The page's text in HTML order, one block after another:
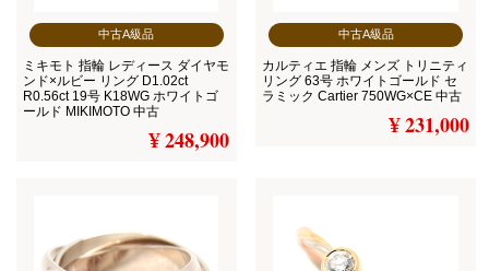
中古A級品
ミキモト 指輪 レディース ダイヤモ
ンド×ルビー リング D1.02ct
R0.56ct 19号 K18WG ホワイトゴ
ールド MIKIMOTO 中古
¥ 248,900
中古A級品
カルティエ 指輪 メンズ トリニティ
リング 63号 ホワイトゴールド セ
ラミック Cartier 750WG×CE 中古
¥ 231,000